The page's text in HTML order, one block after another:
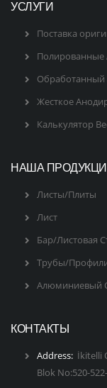
УСЛУГИ
Поставка
Жесткое
Калькулятор
НАША
Листы/Плиты
Лист
Бар/Листовая
Трубы/
Алюминиевый
КОНТАКТЫ
Address: İkitelli
Blok No:520-